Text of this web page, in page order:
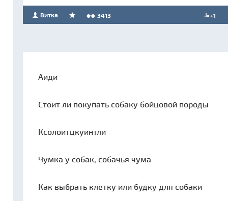
Витка +1
3413
Аиди
Стоит ли покупать собаку бойцовой породы
Ксолоитцкуинтли
Чумка у собак, собачья чума
Как выбрать клетку или будку для собаки